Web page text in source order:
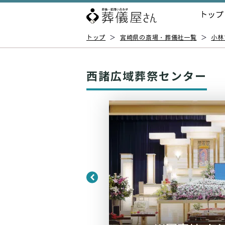
トップ
トップ ＞ 宮崎県の斎場・葬儀社一覧 ＞ 小
西諸広域葬祭センター